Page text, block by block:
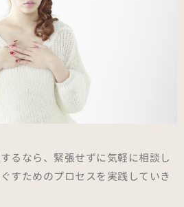
るなら、緊張せずに気軽に相談し
すためのプロセスを実践していき